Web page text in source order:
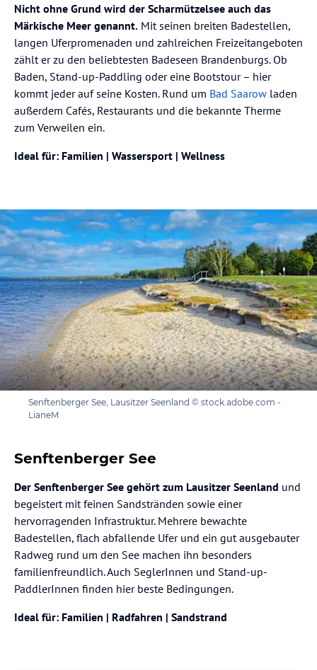
Nicht ohne Grund wird der Scharmützelsee auch das
Märkische Meer genannt. Mit seinen breiten Badestellen,
langen Uferpromenaden und zahlreichen Freizeitangeboten
zählt er zu den beliebtesten Badeseen Brandenburgs. Ob
Baden, Stand-up-Paddling oder eine Bootstour – hier
kommt jeder auf seine Kosten. Rund um Bad Saarow laden
außerdem Cafés, Restaurants und die bekannte Therme
zum Verweilen ein.
Ideal für: Familien | Wassersport | Wellness
Senftenberger See, Lausitzer Seenland © stock.adobe.com -
LianeM
Senftenberger See
Der Senftenberger See gehört zum Lausitzer Seenland und
begeistert mit feinen Sandstränden sowie einer
hervorragenden Infrastruktur. Mehrere bewachte
Badestellen, flach abfallende Ufer und ein gut ausgebauter
Radweg rund um den See machen ihn besonders
familienfreundlich. Auch SeglerInnen und Stand-up-
PaddlerInnen finden hier beste Bedingungen.
Ideal für: Familien | Radfahren | Sandstrand